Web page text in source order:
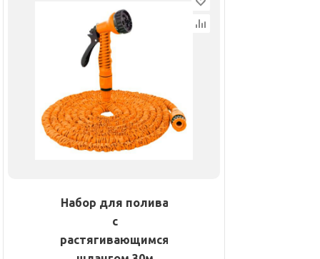
Набор для полива
с
растягивающимся